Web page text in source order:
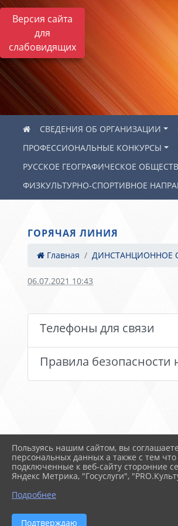
Версия сайта
для
слабовидящих
СВЕДЕНИЯ ОБ ОРГАНИЗАЦИИ
ПРОФЕССИОНАЛЬНЫЕ КОНКУРСЫ
РУССКОЕ ГЕОГРАФИЧЕСКОЕ
ФИЗКУЛЬТУРНО-СПОРТИВНОЕ
ГОРЯЧАЯ ЛИНИЯ
Главная ДИНСТАНЦИОННОЕ
06.07.2021 10:43
Телефоны для связи
Правила безопасности
Пользуясь нашим сайтом, вы
персональных данных а также с тем
подключенные к веб-сайту сторонние
Яндекс Метрика, "Госуслуги",
Подробнее
Подтверждаю